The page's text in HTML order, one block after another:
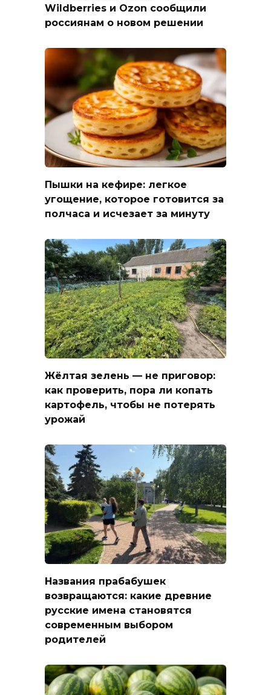
Wildberries и Ozon сообщили
россиянам о новом решении
Пышки на кефире: легкое
угощение, которое готовится за
полчаса и исчезает за минуту
Жёлтая зелень — не приговор:
как проверить, пора ли копать
картофель, чтобы не потерять
урожай
Названия прабабушек
возвращаются: какие древние
русские имена становятся
современным выбором
родителей